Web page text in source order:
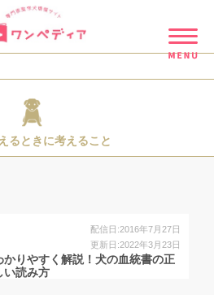
るときに考えること
配信日:2016年7月27日
更新日:2022年3月23日
かりやすく解説！犬の血統書の正
い読み方